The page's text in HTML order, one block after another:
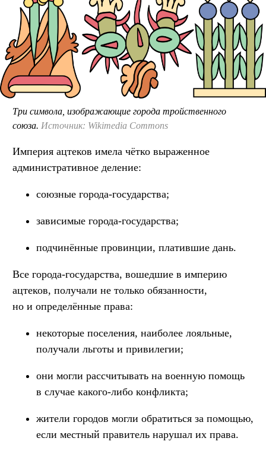
Три символа, изображающие города тройственного
союза. Источник: Wikimedia Commons
Империя ацтеков имела чётко выраженное
административное деление:
союзные города-государства;
зависимые города-государства;
подчинённые провинции, платившие дань.
Все города-государства, вошедшие в империю
ацтеков, получали не только обязанности,
но и определённые права:
некоторые поселения, наиболее лояльные,
получали льготы и привилегии;
они могли рассчитывать на военную помощь
в случае какого-либо конфликта;
жители городов могли обратиться за помощью,
если местный правитель нарушал их права.